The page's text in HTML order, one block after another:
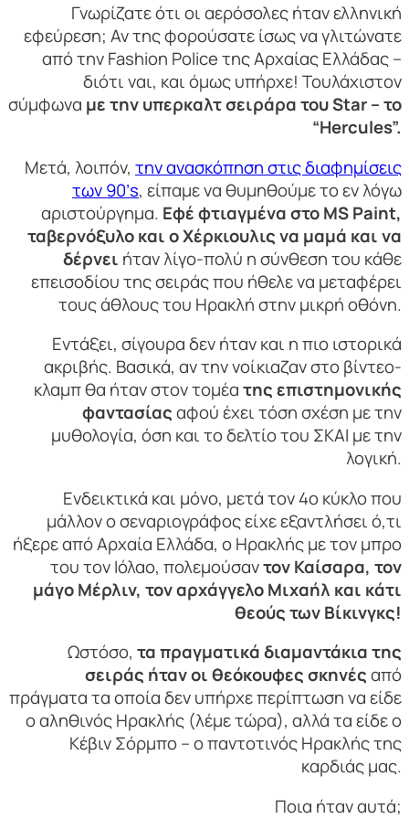
Γνωρίζατε ότι οι αερόσολες ήταν ελληνική
εφεύρεση; Αν της φορούσατε ίσως να γλιτώνατε
από την Fashion Police της Αρχαίας Ελλάδας –
διότι ναι, και όμως υπήρχε! Τουλάχιστον
σύμφωνα με την υπερκαλτ σειράρα του Star – το
“Hercules”.
Μετά, λοιπόν, την ανασκόπηση στις διαφημίσεις
των 90’s, είπαμε να θυμηθούμε το εν λόγω
αριστούργημα. Εφέ φτιαγμένα στο MS Paint,
ταβερνόξυλο και ο Χέρκιουλις να μαμά και να
δέρνει ήταν λίγο-πολύ η σύνθεση του κάθε
επεισοδίου της σειράς που ήθελε να μεταφέρει
τους άθλους του Ηρακλή στην μικρή οθόνη.
Εντάξει, σίγουρα δεν ήταν και η πιο ιστορικά
ακριβής. Βασικά, αν την νοίκιαζαν στο βίντεο-
κλαμπ θα ήταν στον τομέατης επιστημονικής
φαντασίαςαφού έχει τόση σχέση με την
μυθολογία, όση και το δελτίο του ΣΚΑΙ με την
λογική.
Ενδεικτικά και μόνο, μετά τον 4ο κύκλο που
μάλλον ο σεναριογράφος είχε εξαντλήσει ό,τι
ήξερε από Αρχαία Ελλάδα, ο Ηρακλής με τον μπρο
του τον Ιόλαο, πολεμούσαντον Καίσαρα, τον
μάγο Μέρλιν, τον αρχάγγελο Μιχαήλ και κάτι
θεούς των Βίκινγκς!
Ωστόσο, τα πραγματικά διαμαντάκια της
σειράς ήταν οι θεόκουφες σκηνέςαπό
πράγματα τα οποία δεν υπήρχε περίπτωση να είδε
ο αληθινός Ηρακλής (λέμε τώρα), αλλά τα είδε ο
Κέβιν Σόρμπο – ο παντοτινός Ηρακλής της
καρδιάς μας.
Ποια ήταν αυτά;